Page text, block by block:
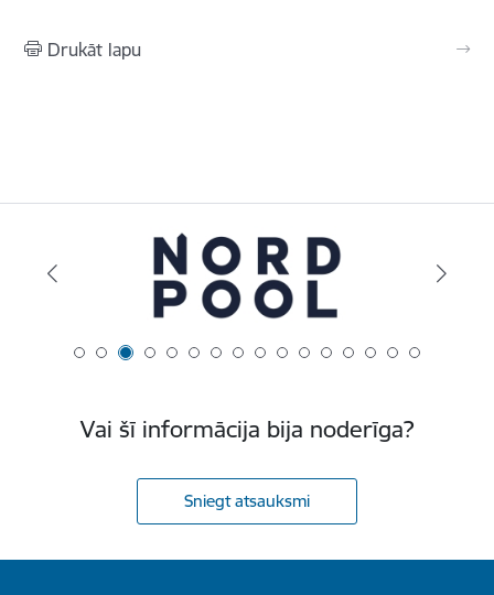
Drukāt lapu
Vai šī informācija bija noderīga?
Sniegt atsauksmi